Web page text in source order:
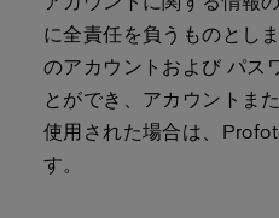
に全責任を負うものとし
のアカウントおよび パス
とができ、アカウントま
使用された場合は、
す。